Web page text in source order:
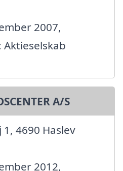
2007,
A/S
1, 4690 Haslev
2012,